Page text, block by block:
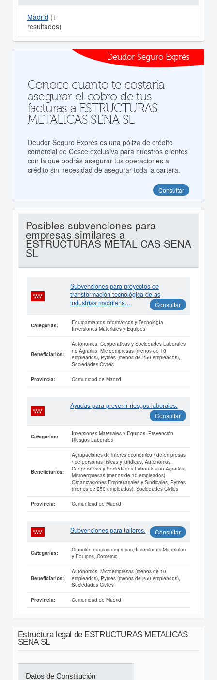
Madrid (1
resultados)
Deudor Seguro Exprés
Conoce cuanto te costaría
asegurar el cobro de tus
facturas a ESTRUCTURAS
METALICAS SENA SL
Deudor Seguro Exprés es una póliza de crédito
comercial de Cesce exclusiva para nuestros clientes
con la que podrás asegurar tus operaciones a
crédito sin necesidad de asegurar toda la cartera.
Consultar
Posibles subvenciones para
empresas similares a
ESTRUCTURAS METALICAS SENA
SL
Subvenciones para proyectos de
transformación tecnológica de as
industrias madrileña...
Consultar
Categorías:
Equipamientos informáticos y Tecnología,
Inversiones Materiales y Equipos
Beneficiarios:
Autónomos, Cooperativas y Sociedades Laborales
no Agrarias, Microempresas (menos de 10
empleados), Pymes (menos de 250 empleados),
Sociedades Civiles
Provincia: Comunidad de Madrid
Ayudas para prevenir riesgos laborales.
Consultar
Categorías:
Inversiones Materiales y Equipos, Prevención
Riesgos Laborales
Beneficiarios:
Agrupaciones de interés económico / de empresas
/ de personas físicas y jurídicas, Autónomos,
Cooperativas y Sociedades Laborales no Agrarias,
Microempresas (menos de 10 empleados),
Organizaciones Empresariales y Sindicales, Pymes
(menos de 250 empleados), Sociedades Civiles
Provincia: Comunidad de Madrid
Subvenciones para talleres. Consultar
Categorías:
Creación nuevas empresas, Inversiones Materiales
y Equipos, Comercio
Beneficiarios:
Autónomos, Microempresas (menos de 10
empleados), Pymes (menos de 250 empleados),
Sociedades Civiles
Provincia: Comunidad de Madrid
Estructura legal de ESTRUCTURAS METALICAS
SENA SL
Datos de Constitución